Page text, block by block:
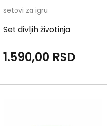
setovi za igru
Set divljih životinja
1.590,00 RSD